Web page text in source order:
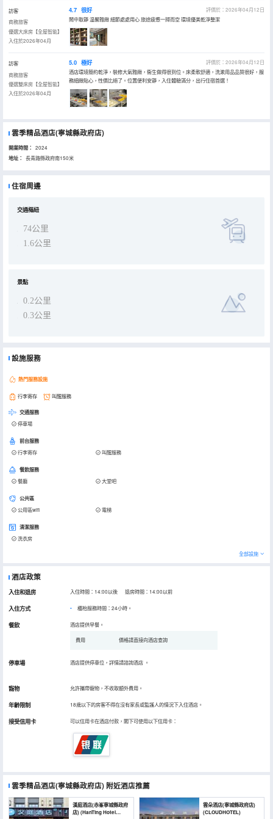
訪客
商務旅客
優選大床房【全屋智能】
入住於2026年04月
4.7 很好
評價於：2026年04月12日
鬧中取靜 温馨雅緻 細節處處用心 旅途疲憊一掃而空 環境優美乾淨整潔
訪客
商務旅客
優選雙床房【全屋智能】
入住於2026年04月
5.0 極好
評價於：2026年04月12日
酒店環境簡約乾淨，裝修大氣雅緻，衞生做得很到位。床柔軟舒適，洗漱用品品質很好，服
務細緻貼心，性價比絕了。位置便利安靜，入住體驗滿分，出行住宿首選！
雲季精品酒店(寧城縣政府店)
開業時間： 2024
地址： 長青路縣政府南150米
住宿周邊
交通樞紐
74公里
1.6公里
景點
0.2公里
0.3公里
設施服務
熱門服務設施
行李寄存 叫醒服務
交通服務
停車場
前台服務
行李寄存 叫醒服務
餐飲服務
餐廳 大堂吧
公共區
公用區wifi 電梯
清潔服務
洗衣房
全部設施
酒店政策
入住和退房 入住時間：14:00以後 退房時間：14:00以前
入住方式 櫃枱服務時間：24小時。
餐飲 酒店提供早餐。
費用 價格請直接向酒店查詢
停車場 酒店提供停車位，詳情請諮詢酒店 。
寵物 允許攜帶寵物，不收取額外費用。
年齡限制 18歲以下的房客不得在沒有家長或監護人的情況下入住酒店。
接受信用卡 可以信用卡在酒店付款，閣下可使用以下信用卡：
雲季精品酒店(寧城縣政府店) 附近酒店推薦
漢庭酒店(赤峯寧城縣政府
店) (HanTing Hotel
雲朵酒店(寧城縣政府店)
(CLOUDHOTEL)